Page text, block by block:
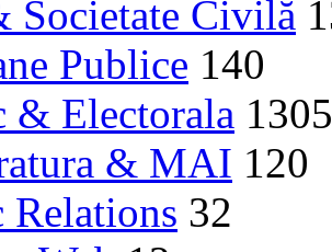
Societate Civilă
Publice 140
& Electorala 1305
& MAI 120
Relations 32